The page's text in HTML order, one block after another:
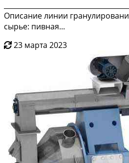
Описаниe линии
cырьe: пивнaя...
23 марта 2023